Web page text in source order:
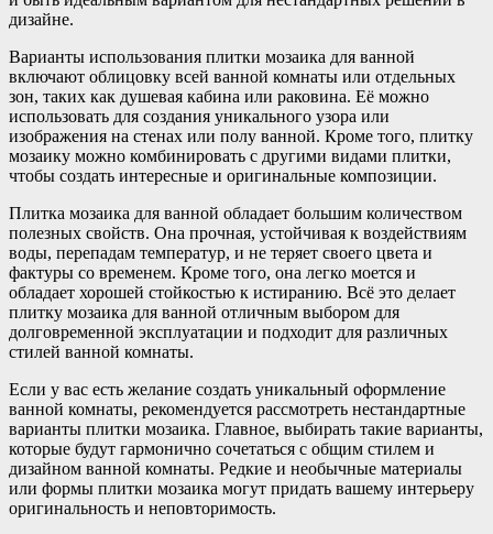
дизайне.
Варианты использования плитки мозаика для ванной
включают облицовку всей ванной комнаты или отдельных
зон, таких как душевая кабина или раковина. Её можно
использовать для создания уникального узора или
изображения на стенах или полу ванной. Кроме того, плитку
мозаику можно комбинировать с другими видами плитки,
чтобы создать интересные и оригинальные композиции.
Плитка мозаика для ванной обладает большим количеством
полезных свойств. Она прочная, устойчивая к воздействиям
воды, перепадам температур, и не теряет своего цвета и
фактуры со временем. Кроме того, она легко моется и
обладает хорошей стойкостью к истиранию. Всё это делает
плитку мозаика для ванной отличным выбором для
долговременной эксплуатации и подходит для различных
стилей ванной комнаты.
Если у вас есть желание создать уникальный оформление
ванной комнаты, рекомендуется рассмотреть нестандартные
варианты плитки мозаика. Главное, выбирать такие варианты,
которые будут гармонично сочетаться с общим стилем и
дизайном ванной комнаты. Редкие и необычные материалы
или формы плитки мозаика могут придать вашему интерьеру
оригинальность и неповторимость.